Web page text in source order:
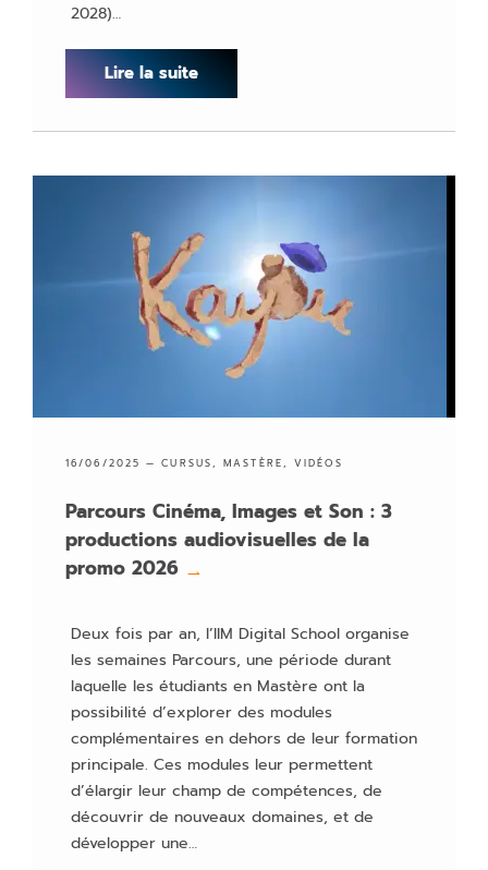
2028)…
Lire la suite
16/06/2025 —CURSUS,MASTÈRE,VIDÉOS
Parcours Cinéma, Images et Son : 3
productions audiovisuelles de la
promo 2026 →
Deux fois par an, l’IIM Digital School organise
les semaines Parcours, une période durant
laquelle les étudiants en Mastère ont la
possibilité d’explorer des modules
complémentaires en dehors de leur formation
principale. Ces modules leur permettent
d’élargir leur champ de compétences, de
découvrir de nouveaux domaines, et de
développer une…